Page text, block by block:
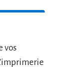
vos